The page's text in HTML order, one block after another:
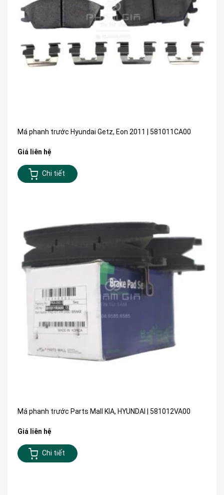
Má phanh trước Hyundai Getz, Eon 2011 | 581011CA00
Giá liên hệ
Chi tiết
Má phanh trước Parts Mall KIA, HYUNDAI | 581012VA00
Giá liên hệ
Chi tiết